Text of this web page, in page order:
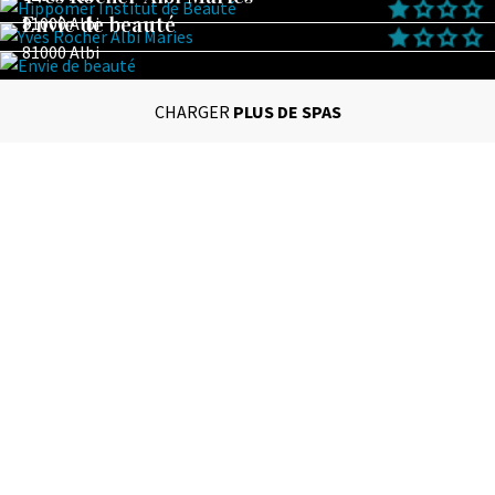
81000 Albi
Envie de beauté
81000 Albi
CHARGER PLUS DE SPAS